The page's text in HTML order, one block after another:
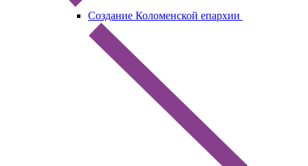
Создание Коломенской епархии